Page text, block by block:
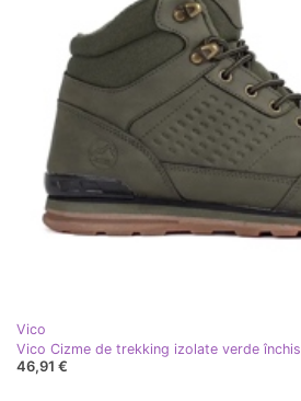
Vico
Vico Cizme de trekking izolate verde închis
46,91 €